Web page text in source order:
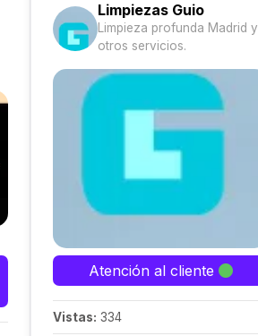
Limpiezas Guio
Limpieza profunda Madrid y
otros servicios.
Atención al cliente
Vistas: 334